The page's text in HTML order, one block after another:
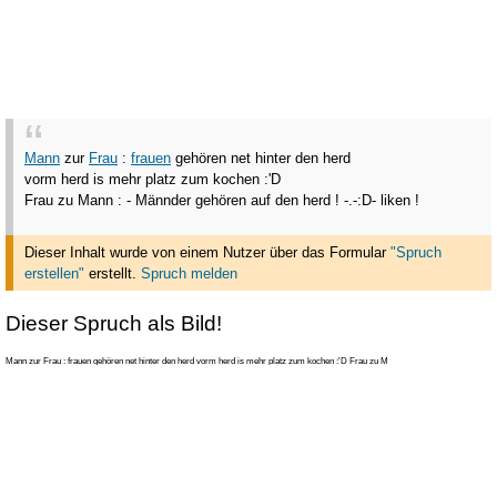
Mann zur Frau : frauen gehören net hinter den herd
vorm herd is mehr platz zum kochen :'D
Frau zu Mann : - Männder gehören auf den herd ! -.-:D- liken !
Dieser Inhalt wurde von einem Nutzer über das Formular "Spruch
erstellen" erstellt. Spruch melden
Dieser Spruch als Bild!
Mann zur Frau : frauen gehören net hinter den herd vorm herd is mehr platz zum kochen :'D Frau zu M